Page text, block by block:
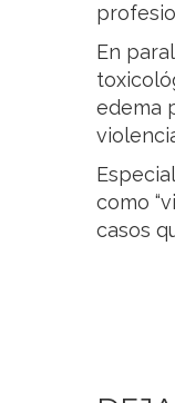
En
edema
como
casos